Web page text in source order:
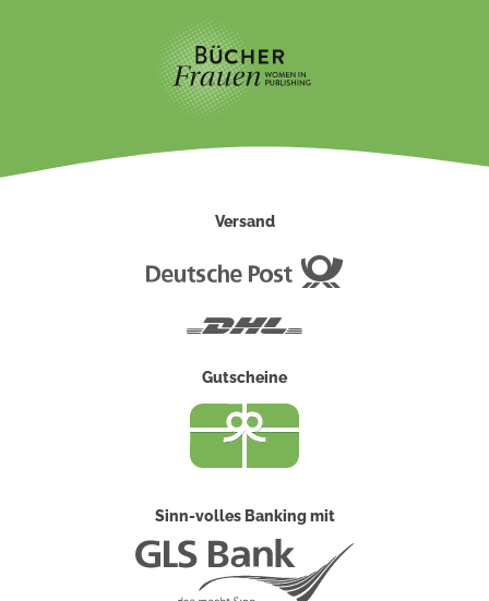
Versand
Gutscheine
Sinn-volles Banking mit